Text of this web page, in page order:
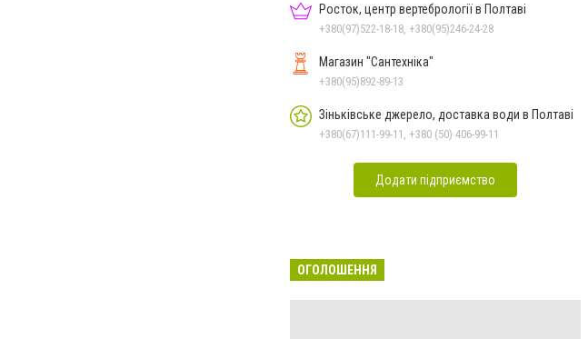
Росток, центр вертебрології в Полтаві
+380(97)522-18-18, +380(95)246-24-28
Магазин "Сантехніка"
+380(95)892-89-13
Зіньківське джерело, доставка води в Полтаві
+380(67)111-99-11, +380 (50) 406-99-11
Додати підприємство
ОГОЛОШЕННЯ